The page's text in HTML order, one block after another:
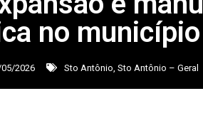
no município
2026 Sto Antônio Sto Antônio – Geral